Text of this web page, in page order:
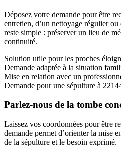
Déposez votre demande pour être
entretien, d’un nettoyage régulier
reste simple : préserver un lieu de
continuité.
Solution utile pour les proches
Demande adaptée à la situation
Mise en relation avec un
Demande pour une sépulture à
Parlez-nous de la tombe
Laissez vos coordonnées pour être
demande permet d’orienter la mise
de la sépulture et le besoin exprimé.